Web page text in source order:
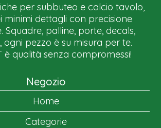
per subbuteo e calcio tavolo,
minimi dettagli con precisione
Squadre, palline, porte, decals,
ogni pezzo è su misura per te.
è qualità senza compromessi!
Negozio
Home
Categorie